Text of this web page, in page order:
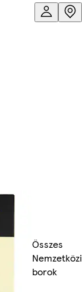
Összes
Nemzetközi
borok